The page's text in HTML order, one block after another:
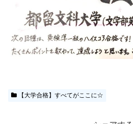
【大学合格】すべてがここに☆